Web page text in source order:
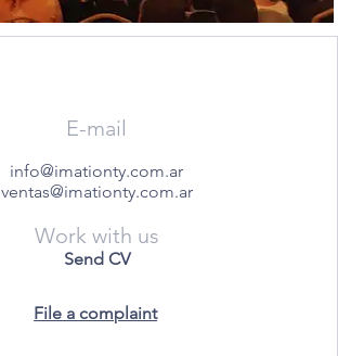
E-mail
info@imationty.com.ar
ventas@imationty.com.ar
Work with us
Send CV
File a complaint